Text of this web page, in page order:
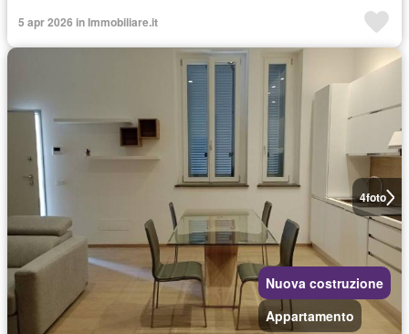
5 apr 2026 in Immobiliare.it
4foto
Nuova costruzione
Appartamento